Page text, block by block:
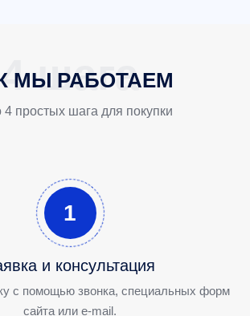
МЫ РАБОТАЕМ
4 простых шага для покупки
1
и консультация
с помощью звонка, специальных форм
сайта или e-mail.